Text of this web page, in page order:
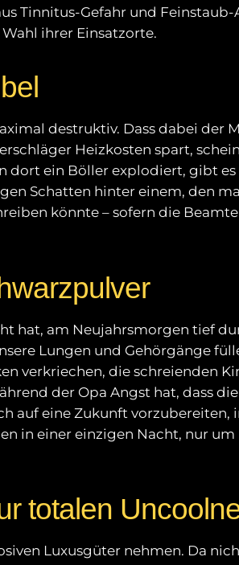
Tinnitus-Gefahr und
ihrer Einsatzorte.
destruktiv. Dass dabei der
Heizkosten spart,
dort ein Böller explodiert, gibt
Schatten hinter einem, den
könnte – sofern die
hat, am Neujahrsmorgen tief
Lungen und Gehörgänge
verkriechen, die schreienden
der Opa Angst hat, dass die
eine Zukunft vorzubereiten,
in einer einzigen Nacht, nur um
totalen
Luxusgüter nehmen. Da